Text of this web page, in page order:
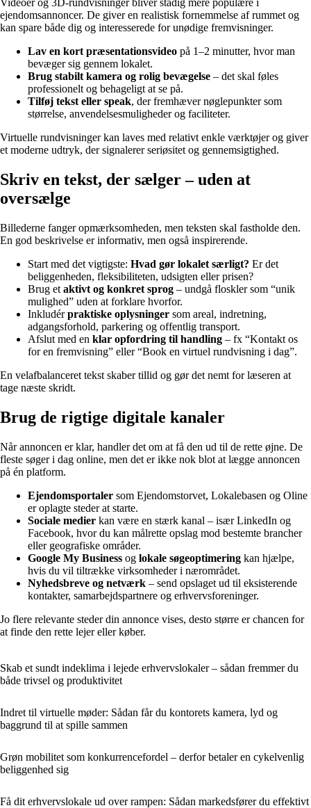
Videoer og 3D-rundvisninger bliver stadig mere populære i
ejendomsannoncer. De giver en realistisk fornemmelse af rummet og
kan spare både dig og interesserede for unødige fremvisninger.
Lav en kort præsentationsvideo på 1–2 minutter, hvor man
bevæger sig gennem lokalet.
Brug stabilt kamera og rolig bevægelse – det skal føles
professionelt og behageligt at se på.
Tilføj tekst eller speak, der fremhæver nøglepunkter som
størrelse, anvendelsesmuligheder og faciliteter.
Virtuelle rundvisninger kan laves med relativt enkle værktøjer og giver
et moderne udtryk, der signalerer seriøsitet og gennemsigtighed.
Skriv en tekst, der sælger – uden at
oversælge
Billederne fanger opmærksomheden, men teksten skal fastholde den.
En god beskrivelse er informativ, men også inspirerende.
Start med det vigtigste: Hvad gør lokalet særligt? Er det
beliggenheden, fleksibiliteten, udsigten eller prisen?
Brug et aktivt og konkret sprog – undgå floskler som “unik
mulighed” uden at forklare hvorfor.
Inkludérpraktiske oplysninger som areal, indretning,
adgangsforhold, parkering og offentlig transport.
Afslut med en klar opfordring til handling – fx “Kontakt os
for en fremvisning” eller “Book en virtuel rundvisning i dag”.
En velafbalanceret tekst skaber tillid og gør det nemt for læseren at
tage næste skridt.
Brug de rigtige digitale kanaler
Når annoncen er klar, handler det om at få den ud til de rette øjne. De
fleste søger i dag online, men det er ikke nok blot at lægge annoncen
på én platform.
Ejendomsportaler som Ejendomstorvet, Lokalebasen og Oline
er oplagte steder at starte.
Sociale medier kan være en stærk kanal – især LinkedIn og
Facebook, hvor du kan målrette opslag mod bestemte brancher
eller geografiske områder.
Google My Business og lokale søgeoptimering kan hjælpe,
hvis du vil tiltrække virksomheder i nærområdet.
Nyhedsbreve og netværk – send opslaget ud til eksisterende
kontakter, samarbejdspartnere og erhvervsforeninger.
Jo flere relevante steder din annonce vises, desto større er chancen for
at finde den rette lejer eller køber.
Skab et sundt indeklima i lejede erhvervslokaler – sådan fremmer du
både trivsel og produktivitet
Indret til virtuelle møder: Sådan får du kontorets kamera, lyd og
baggrund til at spille sammen
Grøn mobilitet som konkurrencefordel – derfor betaler en cykelvenlig
beliggenhed sig
Få dit erhvervslokale ud over rampen: Sådan markedsfører du effektivt